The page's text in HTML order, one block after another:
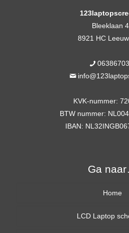
Bleeklaan
8921 HC
KVK-nummer:
BTW nummer:
IBAN:
Ga
Home
LCD Laptop